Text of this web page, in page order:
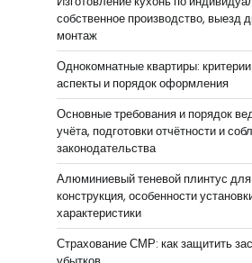
собственное производство, выезд
монтаж
Однокомнатные квартиры:
аспекты и порядок оформления
Основные требования и порядок
учёта, подготовки отчётности и
законодательства
Алюминиевый теневой плинтус
конструкция, особенности
характеристики
Страхование СМР: как защитить